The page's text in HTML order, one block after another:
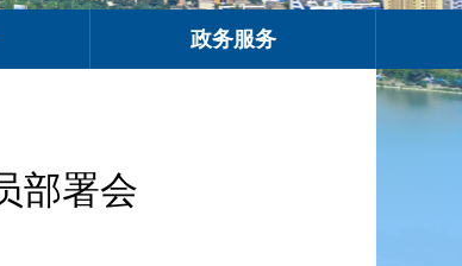
政务服务
部署会